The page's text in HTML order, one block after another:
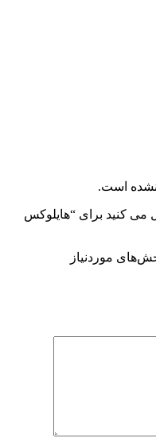
نشده است.
می کنید برای “هایلوکس
موردنیاز